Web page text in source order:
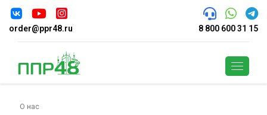
order@ppr48.ru 8 800 600 31 15
О нас